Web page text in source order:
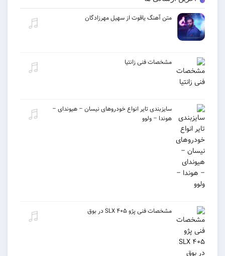
متن آهنگ یاقوت از سهیل مهرزادگان
مشخصات فنی زانتیا
سایزبندی تایر انواع خودروهای نیسان – هیوندای –
هوندا – ولوو
مشخصات فنی پژو ۴۰۵ SLX در بوق